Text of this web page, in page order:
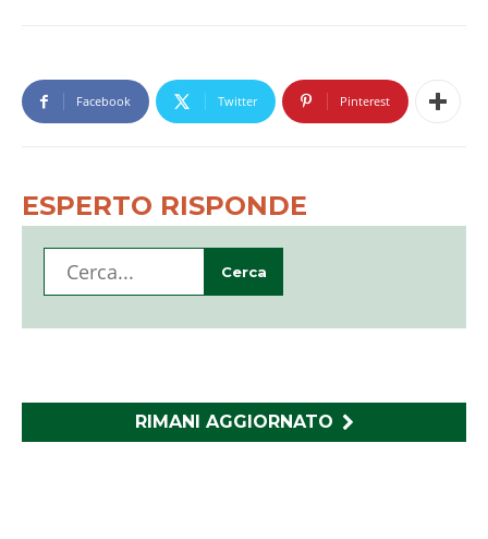
Facebook Twitter Pinterest
ESPERTO RISPONDE
RIMANI AGGIORNATO